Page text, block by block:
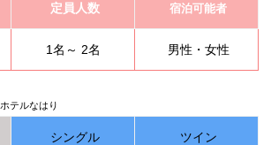
定員人数 宿泊可能者
1名～ 2名 男性・女性
ホテルなはり
シングル ツイン